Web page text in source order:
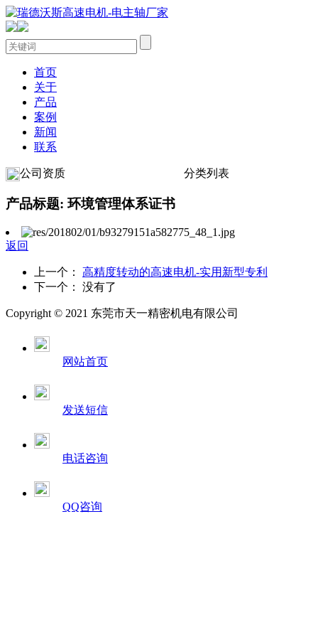
首页
关于
产品
案例
新闻
联系
公司资质 分类列表
产品标题: 环境管理体系证书
返回
上一个： 高精度转动的高速电机-实用新型专利
下一个： 没有了
Copyright © 2021 东莞市天一精密机电有限公司
网站首页
发送短信
电话咨询
QQ咨询